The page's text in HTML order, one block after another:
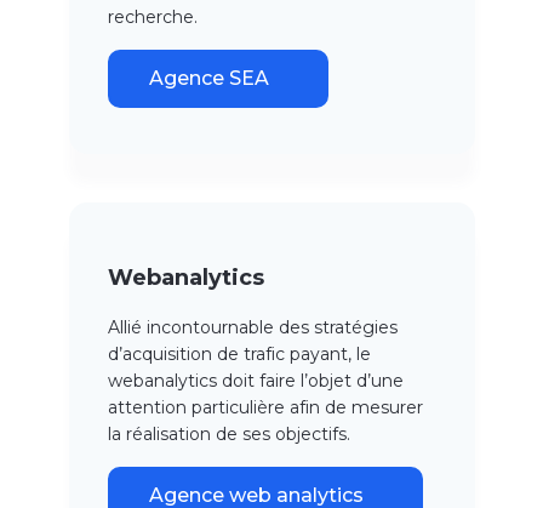
recherche.
Agence SEA
Webanalytics
Allié incontournable des stratégies
d’acquisition de trafic payant, le
webanalytics doit faire l’objet d’une
attention particulière afin de mesurer
la réalisation de ses objectifs.
Agence web analytics